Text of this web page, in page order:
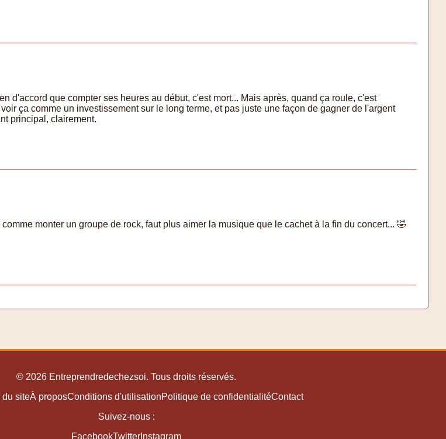
d'accord que compter ses heures au début, c'est mort... Mais après, quand ça roule, c'est
ça comme un investissement sur le long terme, et pas juste une façon de gagner de l'argent
principal, clairement.
monter un groupe de rock, faut plus aimer la musique que le cachet à la fin du concert... 🤣
© 2026 Entreprendredechezsoi. Tous droits réservés.
du siteÀ proposConditions d'utilisationPolitique de confidentialitéContact
Suivez-nous :
FacebookTwitter Instagram